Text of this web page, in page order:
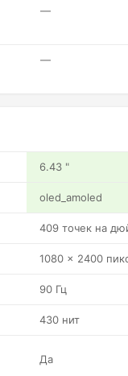
—
—
6.43 "
oled_amoled
409 точек на
1080 x 2400
90 Гц
430 нит
Да